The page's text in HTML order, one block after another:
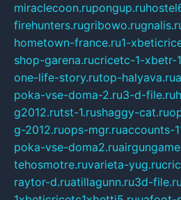
miraclecoon.rupongup.ru
firehunters.rugribowo.ru
hometown-france.ru1-
shop-garena.rucricetc-1-xbetr-
one-life-story.rutop-halyava.ru
poka-vse-doma-2.ru3-d-file.ru
g2012.rutst-1.rushaggy-cat.ru
g-2012.ruops-mgr.ruaccounts-
poka-vse-doma2.ru
tehosmotre.ruvarieta-yug.ru
raytor-d.ruatillagunn.ru3d-file.ru